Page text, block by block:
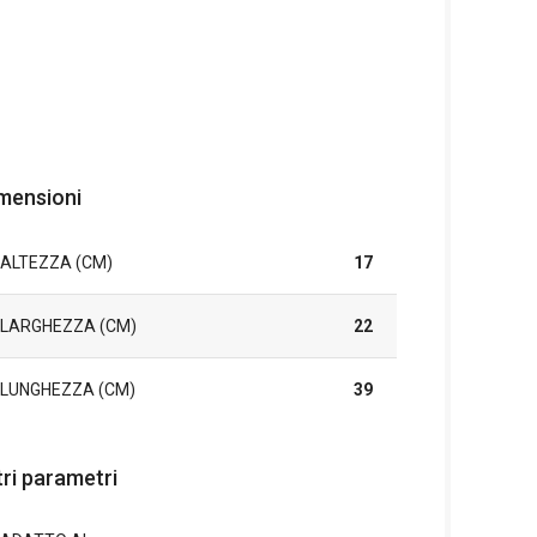
ALTEZZA (CM) 17
LARGHEZZA (CM) 22
LUNGHEZZA (CM) 39
parametri